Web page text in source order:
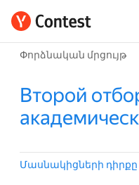
Փորձնական մրցույթ
Второй
Մասնակիցների դիրքը